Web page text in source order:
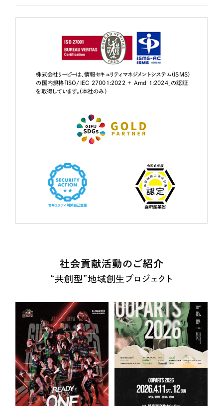
株式会社リーピーは、情報セキュリティマネジメントシステム（ISMS）
の国内規格「ISO/IEC 27001:2022 + Amd 1:2024」の認証
を取得しています。（本社のみ）
社会貢献活動のご紹介
“共創型”地域創生プロジェクト